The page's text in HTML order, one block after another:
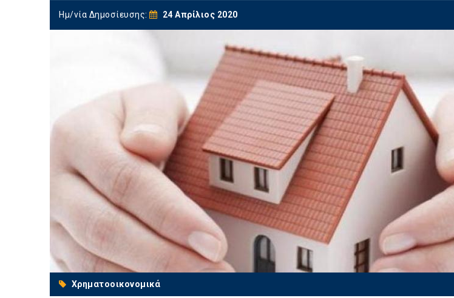
Ημ/νία Δημοσίευσης: 24 Απρίλιος 2020
Χρηματοοικονομικά